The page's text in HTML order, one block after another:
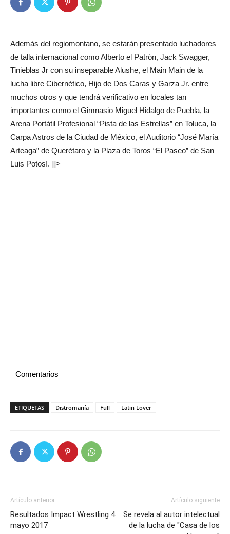
Además del regiomontano, se estarán presentado luchadores
de talla internacional como Alberto el Patrón, Jack Swagger,
Tinieblas Jr con su inseparable Alushe, el Main Main de la
lucha libre Cibernético, Hijo de Dos Caras y Garza Jr. entre
muchos otros y que tendrá verificativo en locales tan
importantes como el Gimnasio Miguel Hidalgo de Puebla, la
Arena Portátil Profesional “Pista de las Estrellas” en Toluca, la
Carpa Astros de la Ciudad de México, el Auditorio “José María
Arteaga” de Querétaro y la Plaza de Toros “El Paseo” de San
Luis Potosí. ]]>
Comentarios
ETIQUETAS Distromanía Full Latin Lover
Artículo anterior
Resultados Impact Wrestling 4
mayo 2017
Artículo siguiente
Se revela al autor intelectual
de la lucha de "Casa de los